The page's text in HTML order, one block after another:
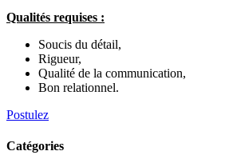
Qualités requises :
Soucis du détail,
Rigueur,
Qualité de la communication,
Bon relationnel.
Postulez
Catégories